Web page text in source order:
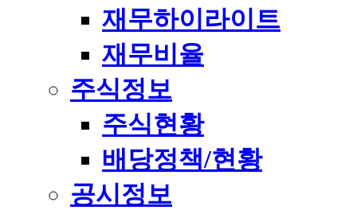
재무하이라이트
재무비율
주식정보
주식현황
배당정책/현황
공시정보